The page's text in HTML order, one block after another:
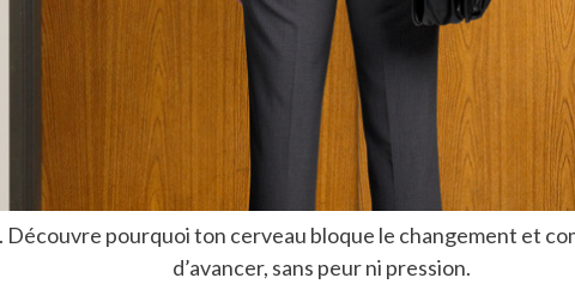
Découvre pourquoi ton cerveau bloque le changement et
d’avancer, sans peur ni pression.